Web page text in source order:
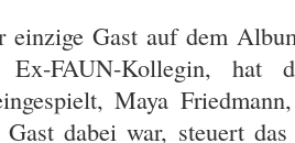
einzige Gast auf dem
Ex-FAUN-Kollegin, hat
Maya
Gast dabei war, steuert